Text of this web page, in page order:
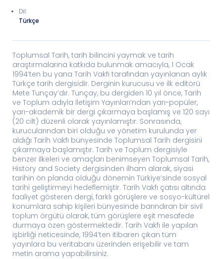
Dil:
Türkçe
Toplumsal Tarih, tarih bilincini yaymak ve tarih
araştırmalarına katkıda bulunmak amacıyla, 1 Ocak
1994’ten bu yana Tarih Vakfı tarafından yayınlanan aylık
Türkçe tarih dergisidir. Derginin kurucusu ve ilk editörü
Mete Tunçay’dır. Tunçay, bu dergiden 10 yıl önce, Tarih
ve Toplum adıyla İletişim Yayınları’ndan yarı-popüler,
yarı-akademik bir dergi çıkarmaya başlamış ve 120 sayı
(20 cilt) düzenli olarak yayınlamıştır. Sonrasında,
kurucularından biri olduğu ve yönetim kurulunda yer
aldığı Tarih Vakfı bünyesinde Toplumsal Tarih dergisini
çıkarmaya başlamıştır. Tarih ve Toplum dergisiyle
benzer ilkeleri ve amaçları benimseyen Toplumsal Tarih,
History and Society dergisinden ilham alarak, siyasi
tarihin ön planda olduğu dönemin Türkiye’sinde sosyal
tarihi geliştirmeyi hedeflemiştir. Tarih Vakfı çatısı altında
faaliyet gösteren dergi, farklı görüşlere ve sosyo-kültürel
konumlara sahip kişileri bünyesinde barındıran bir sivil
toplum örgütü olarak, tüm görüşlere eşit mesafede
durmaya özen göstermektedir. Tarih Vakfı ile yapılan
işbirliği neticesinde, 1994’ten itibaren çıkan tüm
yayınlara bu veritabanı üzerinden erişebilir ve tam
metin arama yapabilirsiniz.